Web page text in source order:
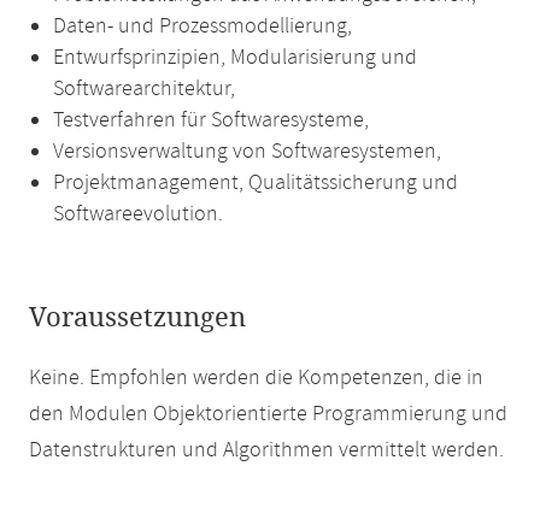
Daten- und Prozessmodellierung,
Entwurfsprinzipien, Modularisierung und
Softwarearchitektur,
Testverfahren für Softwaresysteme,
Versionsverwaltung von Softwaresystemen,
Projektmanagement, Qualitätssicherung und
Softwareevolution.
Voraussetzungen
Keine. Empfohlen werden die Kompetenzen, die in
den Modulen Objektorientierte Programmierung und
Datenstrukturen und Algorithmen vermittelt werden.